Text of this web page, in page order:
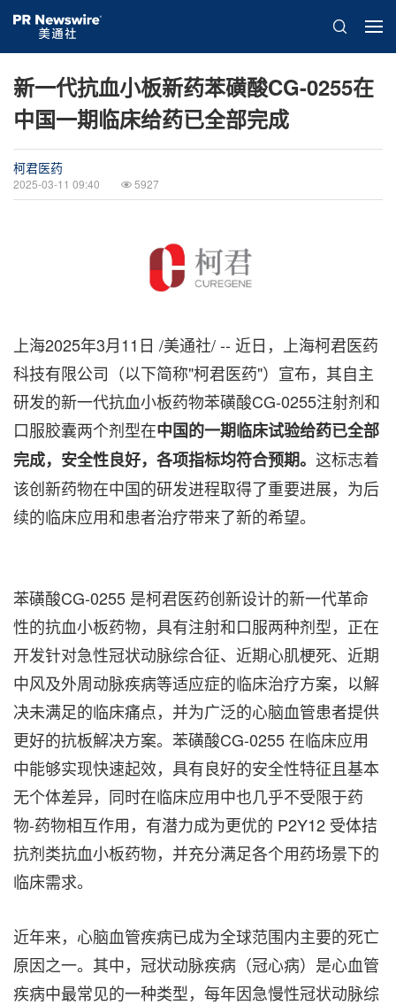
新一代抗血小板新药苯磺酸CG-0255在
中国一期临床给药已全部完成
柯君医药
2025-03-11 09:40 5927
上海2025年3月11日 /美通社/ -- 近日，上海柯君医药
科技有限公司（以下简称"柯君医药"）宣布，其自主
研发的新一代抗血小板药物苯磺酸CG-0255注射剂和
口服胶囊两个剂型在中国的一期临床试验给药已全部
完成，安全性良好，各项指标均符合预期。 这标志着
该创新药物在中国的研发进程取得了重要进展，为后
续的临床应用和患者治疗带来了新的希望。
苯磺酸CG-0255 是柯君医药创新设计的新一代革命
性的抗血小板药物，具有注射和口服两种剂型，正在
开发针对急性冠状动脉综合征、近期心肌梗死、近期
中风及外周动脉疾病等适应症的临床治疗方案，以解
决未满足的临床痛点，并为广泛的心脑血管患者提供
更好的抗板解决方案。苯磺酸CG-0255 在临床应用
中能够实现快速起效，具有良好的安全性特征且基本
无个体差异，同时在临床应用中也几乎不受限于药
物-药物相互作用，有潜力成为更优的 P2Y12 受体拮
抗剂类抗血小板药物，并充分满足各个用药场景下的
临床需求。
近年来，心脑血管疾病已成为全球范围内主要的死亡
原因之一。其中，冠状动脉疾病（冠心病）是心血管
疾病中最常见的一种类型，每年因急慢性冠状动脉综